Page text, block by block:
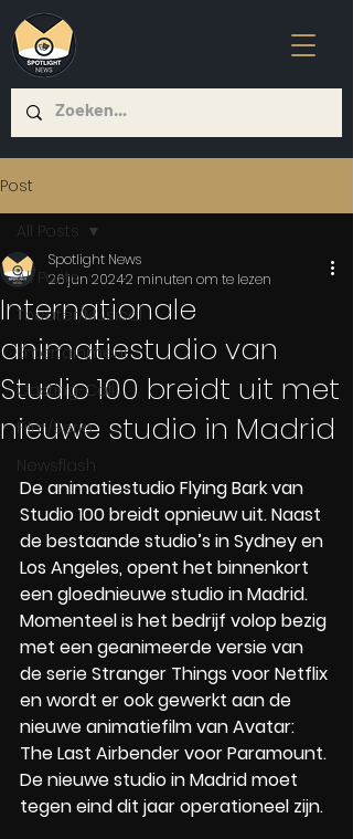
Post
All Posts
Theater/Musical
Entertainment
Casting-Call
Film/Serie
Newsflash
All Posts
Internationale
animatiestudio van
Studio 100 breidt uit met
nieuwe studio in Madrid
Spotlight News
26 jun 20242 minuten om te lezen
De animatiestudio Flying Bark van
Studio 100 breidt opnieuw uit. Naast
de bestaande studio’s in Sydney en
Los Angeles, opent het binnenkort
een gloednieuwe studio in Madrid.
Momenteel is het bedrijf volop bezig
met een geanimeerde versie van
de serie Stranger Things voor Netflix
en wordt er ook gewerkt aan de
nieuwe animatiefilm van Avatar:
The Last Airbender voor Paramount.
De nieuwe studio in Madrid moet
tegen eind dit jaar operationeel zijn.